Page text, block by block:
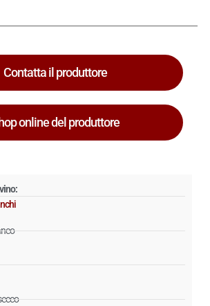
Contatta il produttore
online del produttore